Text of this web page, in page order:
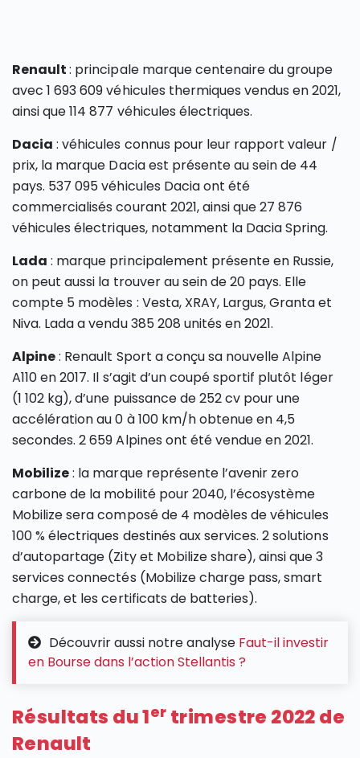
Renault: principale marque centenaire du groupe
avec 1 693 609 véhicules thermiques vendus en 2021,
ainsi que 114 877 véhicules électriques.
Dacia : véhicules connus pour leur rapport valeur /
prix, la marque Dacia est présente au sein de 44
pays. 537 095 véhicules Dacia ont été
commercialisés courant 2021, ainsi que 27 876
véhicules électriques, notamment la Dacia Spring.
Lada : marque principalement présente en Russie,
on peut aussi la trouver au sein de 20 pays. Elle
compte 5 modèles : Vesta, XRAY, Largus, Granta et
Niva. Lada a vendu 385 208 unités en 2021.
Alpine: Renault Sport a conçu sa nouvelle Alpine
A110 en 2017. Il s’agit d’un coupé sportif plutôt léger
(1 102 kg), d’une puissance de 252 cv pour une
accélération au 0 à 100 km/h obtenue en 4,5
secondes. 2 659 Alpines ont été vendue en 2021.
Mobilize: la marque représente l’avenir zero
carbone de la mobilité pour 2040, l’écosystème
Mobilize sera composé de 4 modèles de véhicules
100 % électriques destinés aux services. 2 solutions
d’autopartage (Zity et Mobilize share), ainsi que 3
services connectés (Mobilize charge pass, smart
charge, et les certificats de batteries).
Découvrir aussi notre analyse Faut-il investir
en Bourse dans l’action Stellantis ?
Résultats du 1er trimestre 2022 de
Renault